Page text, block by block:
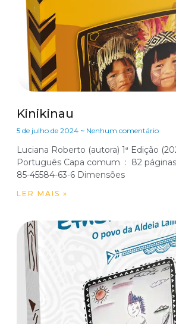
Kinikinau
5 de julho de 2024 Nenhum comentário
Luciana Roberto (autora) 1ª Edição
Português Capa comum ‏ : ‎ 82 páginas ISBN-13 ‏ : ‎ 978-
LER MAIS »